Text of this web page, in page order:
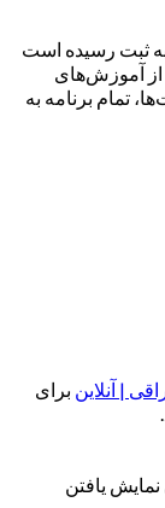
ثبت رسیده است
آموزش‌های
تمام برنامه به
| آنلاین برای
نمایش یافتن